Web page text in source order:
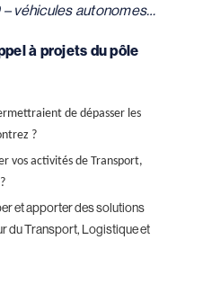
véhicules autonomes…
à projets du pôle
de dépasser les
?
vos activités de Transport,
et apporter des solutions
du Transport, Logistique et